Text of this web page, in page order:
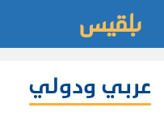
عربي ودولي